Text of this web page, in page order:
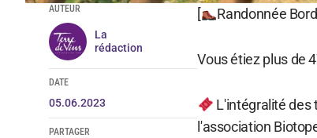
AUTEUR
La
rédaction
DATE
05.06.2023
PARTAGER
[ Randonnée
Vous étiez plus de
L'intégralité des
l'association